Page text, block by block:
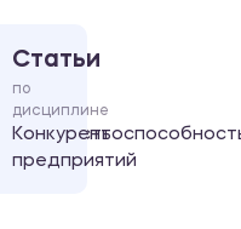
Статьи
по
дисциплине
предприятий